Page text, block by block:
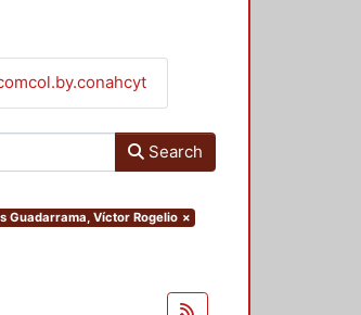
Search
Guadarrama, Víctor Rogelio ×